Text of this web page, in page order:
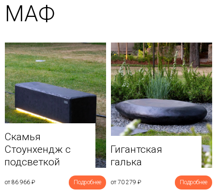
МАФ
Скамья
Стоунхендж с
подсветкой
от 86 966 ₽ Подробнее
Гигантская
галька
от 70 279 ₽ Подробнее